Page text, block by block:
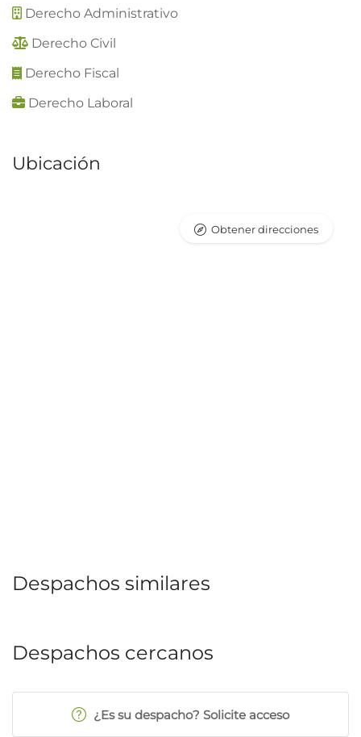
Derecho Administrativo
Derecho Civil
Derecho Fiscal
Derecho Laboral
Ubicación
Obtener direcciones
Despachos similares
Despachos cercanos
¿Es su despacho? Solicite acceso